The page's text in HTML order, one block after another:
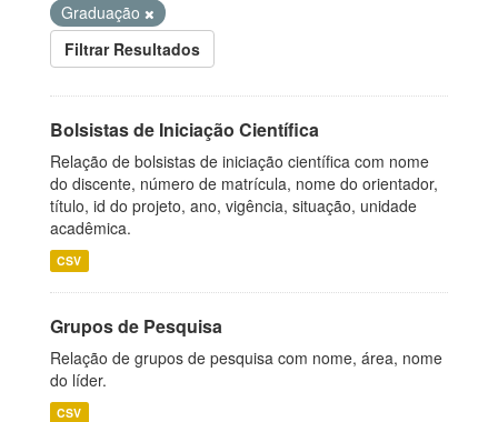
Graduação
Filtrar Resultados
Bolsistas de Iniciação Científica
Relação de bolsistas de iniciação científica com nome
do discente, número de matrícula, nome do orientador,
título, id do projeto, ano, vigência, situação, unidade
acadêmica.
CSV
Grupos de Pesquisa
Relação de grupos de pesquisa com nome, área, nome
do líder.
CSV